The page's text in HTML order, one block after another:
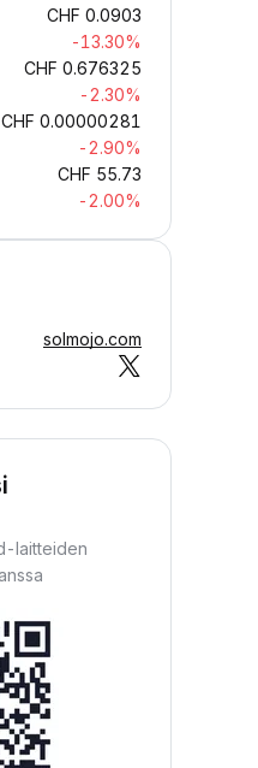
CHF 0.0903
-13.30%
CHF 0.676325
-2.30%
CHF 0.00000281
-2.90%
CHF 55.73
-2.00%
solmojo.com
laitteiden